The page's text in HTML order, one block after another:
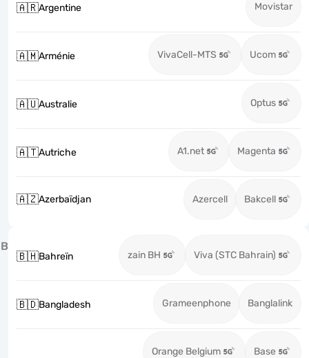
🇦🇷Argentine Movistar
🇦🇲Arménie VivaCell-MTS Ucom
🇦🇺Australie Optus
🇦🇹Autriche A1.net Magenta
🇦🇿Azerbaïdjan Azercell Bakcell
B
🇧🇭Bahreïn zain BH Viva (STC Bahrain)
🇧🇩Bangladesh Grameenphone Banglalink
Orange Belgium Base